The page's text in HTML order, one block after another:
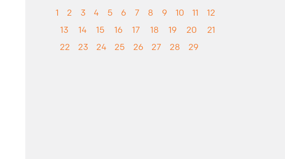
1 2 3 4 5 6 7 8 9 10 11
12
13
14 15 16 17 18 19 20
21
22
23 24 25 26 27 28 29